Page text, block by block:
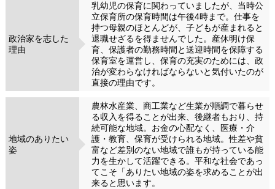
政治家を志した
理由
乳幼児の保育に関わっていましたが、当時公
立保育所の保育時間は午後4時まで。仕事を
持つ母親のほとんどが、子どもが産まれると
退職せざるを得ませんでした。産休明け保
育、保護者の勤務時間と送迎時間を保障する
保育室を運営し、保育の充実のためには、政
治が変わらなければならないと気付いたのが
直接の理由です。
地域のありたい
姿
農林水産業、商工業など生業が順調で暮らせ
る収入を得ることが出来、後継者もおり、持
続可能な地域。お金の心配なく、医療・介
護・教育、保育が受けられる地域。性差や貧
富など差別のない地域で誰もが持っている能
力を生かして活躍できる。平和な社会であっ
てこそ「ありたい地域の姿を求めることが出
来ると思います。